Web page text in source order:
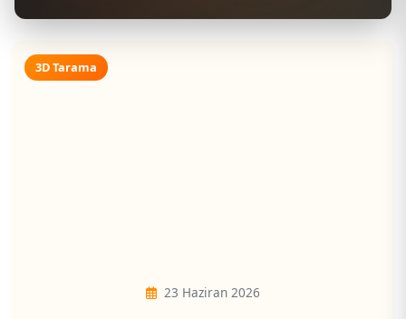
3D Tarama
23 Haziran 2026